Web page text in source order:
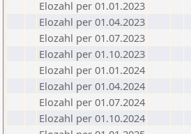
Elozahl per 01.01.2023
Elozahl per 01.04.2023
Elozahl per 01.07.2023
Elozahl per 01.10.2023
Elozahl per 01.01.2024
Elozahl per 01.04.2024
Elozahl per 01.07.2024
Elozahl per 01.10.2024